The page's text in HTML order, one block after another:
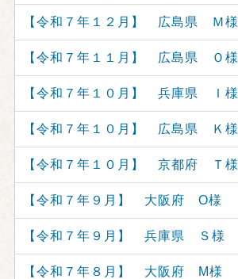
【令和７年１２月】 広島県 Ｍ様
【令和７年１１月】 広島県 Ｏ様
【令和７年１０月】 兵庫県 Ｉ様
【令和７年１０月】 広島県 Ｋ様
【令和７年１０月】 京都府 Ｔ様
【令和７年９月】 大阪府 O様
【令和７年９月】 兵庫県 Ｓ様
【令和７年８月】 大阪府 M様